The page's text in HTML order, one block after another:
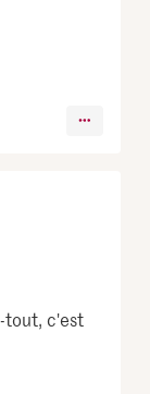
tout, c'est